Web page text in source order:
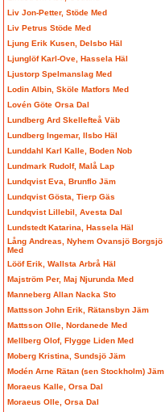
Liv Jon-Petter, Stöde Med
Liv Petrus Stöde Med
Ljung Erik Kusen, Delsbo Häl
Ljunglöf Karl-Ove, Hassela Häl
Ljustorp Spelmanslag Med
Lodin Albin, Sköle Matfors Med
Lovén Göte Orsa Dal
Lundberg Ard Skellefteå Väb
Lundberg Ingemar, Ilsbo Häl
Lunddahl Karl Kalle, Boden Nob
Lundmark Rudolf, Malå Lap
Lundqvist Eva, Brunflo Jäm
Lundqvist Gösta, Tierp Gäs
Lundqvist Lillebil, Avesta Dal
Lundstedt Katarina, Hassela Häl
Lång Andreas, Nyhem Ovansjö Borgsjö
Med
Lööf Erik, Wallsta Arbrå Häl
Majström Per, Maj Njurunda Med
Manneberg Allan Nacka Sto
Mattsson John Erik, Rätansbyn Jäm
Mattsson Olle, Nordanede Med
Mellberg Olof, Flygge Liden Med
Moberg Kristina, Sundsjö Jäm
Modén Arne Rätan (sen Stockholm) Jäm
Moraeus Kalle, Orsa Dal
Moraeus Olle, Orsa Dal